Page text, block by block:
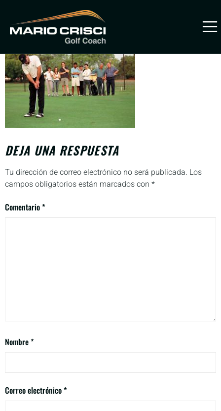
PREVENIR
LESIONES
Mario Crisci Putt for Birdie
DEJA UNA RESPUESTA
Tu dirección de correo electrónico no será publicada. Los
campos obligatorios están marcados con *
Comentario*
Nombre*
Correo electrónico*